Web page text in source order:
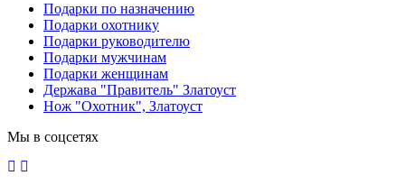
Подарки по назначению
Подарки охотнику
Подарки руководителю
Подарки мужчинам
Подарки женщинам
Держава "Правитель" Златоуст
Нож "Охотник", Златоуст
Мы в соцсетях